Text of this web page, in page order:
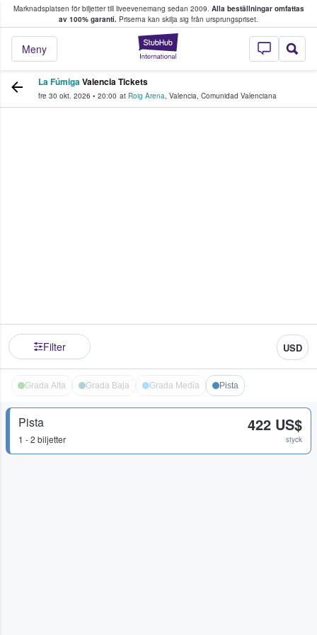
Marknadsplatsen för biljetter till liveevenemang sedan 2009. Alla beställningar omfattas
av 100% garanti. Priserna kan skilja sig från ursprungspriset.
StubHub – där
Meny
köper och säljer biljetter.
La FúmigaValencia Tickets
fre 30 okt. 2026 • 20:00 at Roig Arena, Valencia, Comunidad Valenciana
Filter USD
Grada Alta Grada Baja Grada Media Pista
Pista
1 - 2 biljetter
422 US$
styck